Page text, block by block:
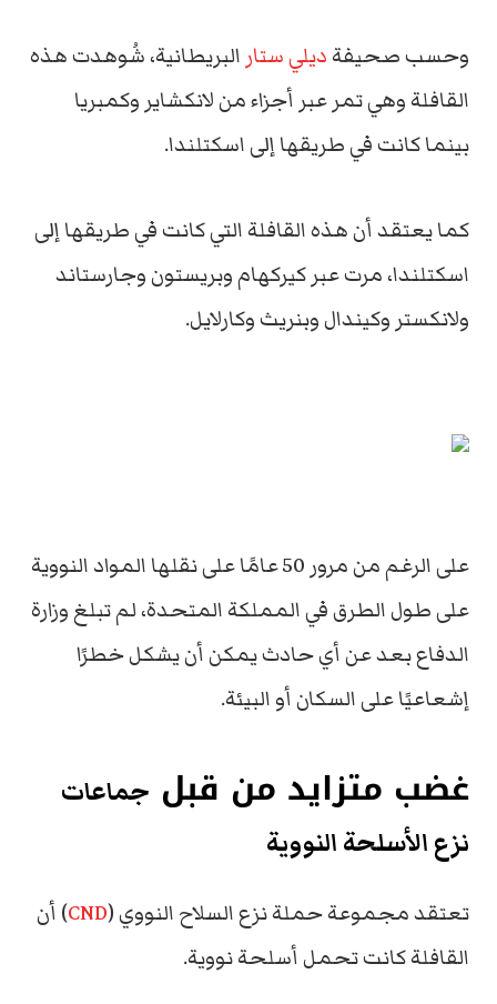
وحسب صحيفةديلي ستار البريطانية، شُوهدت هذه
القافلة وهي تمر عبر أجزاء من لانكشاير وكمبريا
بينما كانت في طريقها إلى اسكتلندا.
كما يعتقد أن هذه القافلة التي كانت في طريقها إلى
اسكتلندا، مرت عبر كيركهام وبريستون وجارستاند
ولانكستر وكيندال وبنريث وكارلايل.
على الرغم من مرور 50 عامًا على نقلها المواد النووية
على طول الطرق في المملكة المتحدة،لم تبلغ وزارة
الدفاع بعد عن أي حادث يمكن أن يشكل خطرًا
إشعاعيًا على السكان أو البيئة.
غضب متزايد من قبل جماعات
نزع الأسلحة النووية
تعتقد مجموعةحملة نزع السلاح النووي(
CND) أن
القافلة كانت تحمل أسلحة نووية.